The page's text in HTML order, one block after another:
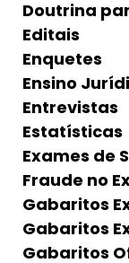
Doutrina
Editais
Enquetes
Ensino
Entrevistas
Estatísticas
Exames de
Fraude no
Gabaritos
Gabaritos
Gabaritos